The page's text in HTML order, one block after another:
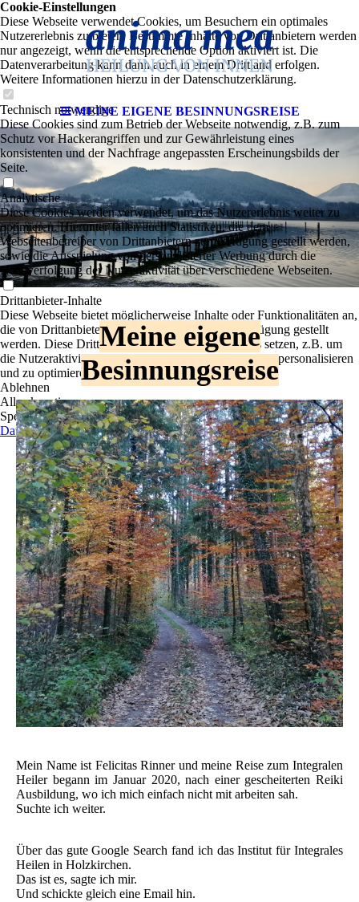
MEINE EIGENE BESINNUNGSREISE
Meine eigene
Besinnungsreise
Mein Name ist Felicitas Rinner und meine Reise zum Integralen
Heiler begann im Januar 2020, nach einer gescheiterten Reiki
Ausbildung, wo ich mich einfach nicht mit arbeiten sah.
Suchte ich weiter.
Über das gute Google Search fand ich das Institut für Integrales
Heilen in Holzkirchen.
Das ist es, sagte ich mir.
Und schickte gleich eine Email hin.
Cookie-Einstellungen
Diese Webseite verwendet Cookies, um Besuchern ein optimales
Nutzererlebnis zu bieten. Bestimmte Inhalte von Drittanbietern werden
nur angezeigt, wenn die entsprechende Option aktiviert ist. Die
Datenverarbeitung kann dann auch in einem Drittland erfolgen.
Weitere Informationen hierzu in der Datenschutzerklärung.
Technisch notwendige
Diese Cookies sind zum Betrieb der Webseite notwendig, z.B. zum
Schutz vor Hackerangriffen und zur Gewährleistung eines
konsistenten und der Nachfrage angepassten Erscheinungsbilds der
Seite.
Analytische
Diese Cookies werden verwendet, um das Nutzererlebnis weiter zu
optimieren. Hierunter fallen auch Statistiken, die dem
Webseitenbetreiber von Drittanbietern zur Verfügung gestellt werden,
sowie die Ausspielung von personalisierter Werbung durch die
Nachverfolgung der Nutzeraktivität über verschiedene Webseiten.
Drittanbieter-Inhalte
Diese Webseite bietet möglicherweise Inhalte oder Funktionalitäten an,
die von Drittanbietern eigenverantwortlich zur Verfügung gestellt
werden. Diese Drittanbieter können eigene Cookies setzen, z.B. um
die Nutzeraktivität zu verfolgen oder ihre Angebote zu personalisieren
und zu optimieren.
Ablehnen
Alle akzeptieren
Speichern
Datenschutz